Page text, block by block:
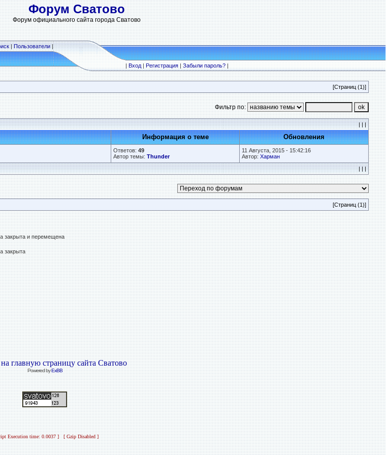
Форум Сватово
Форум официального сайта города Сватово
|Пользователи|
|Вход|Регистрация|Забыли пароль?|
[Страниц (1)]
Фильтр по:
| | |
Информация о теме
Обновления
Ответов: 49
Автор темы: Thunder
11 Августа, 2015 - 15:42:16
Автор: Харман
| | |
[Страниц (1)]
закрыта и перемещена
закрыта
главную страницу сайта Сватово
Powered byExBB
Execution time: 0.0037 ] [ Gzip Disabled ]